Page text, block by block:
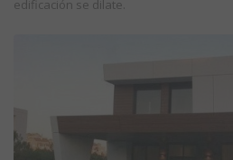
edificación se dilate.